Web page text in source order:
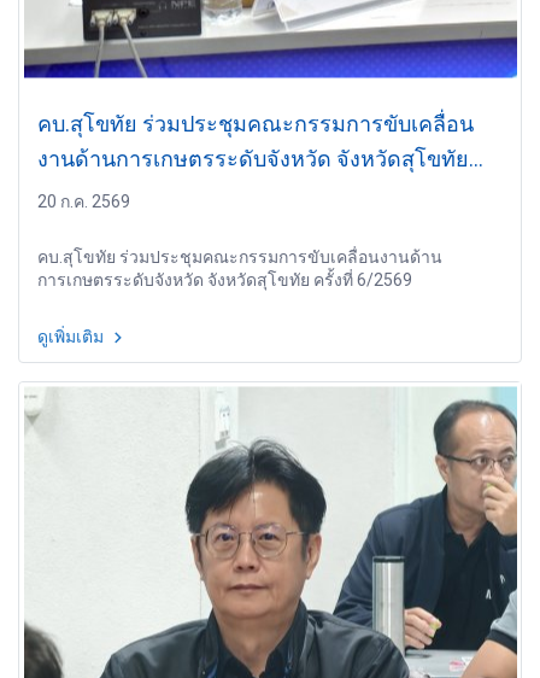
คบ.สุโขทัย ร่วมประชุมคณะกรรมการขับเคลื่อน
งานด้านการเกษตรระดับจังหวัด จังหวัดสุโขทัย
ครั้งที่ 6/2569
20 ก.ค. 2569
คบ.สุโขทัย ร่วมประชุมคณะกรรมการขับเคลื่อนงานด้าน
การเกษตรระดับจังหวัด จังหวัดสุโขทัย ครั้งที่ 6/2569
ดูเพิ่มเติม